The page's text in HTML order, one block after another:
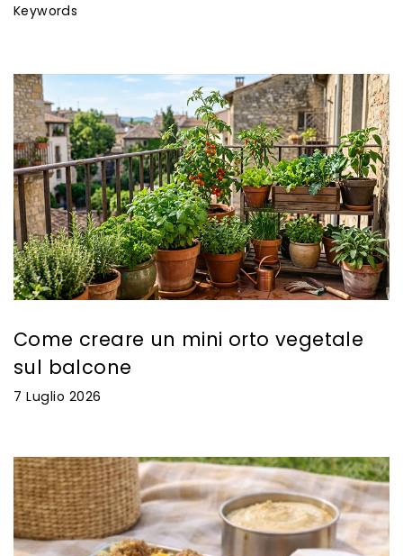
Keywords
Come creare un mini orto vegetale
sul balcone
7 Luglio 2026